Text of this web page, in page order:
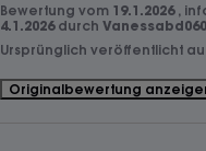
Bewertung vom 19.1.2026 ,
4.1.2026 durch
Ursprünglich veröffentlicht
Originalbewertung